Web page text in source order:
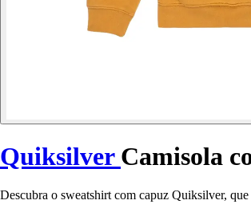
Quiksilver Camisola
Descubra o sweatshirt com capuz Quiksilver,